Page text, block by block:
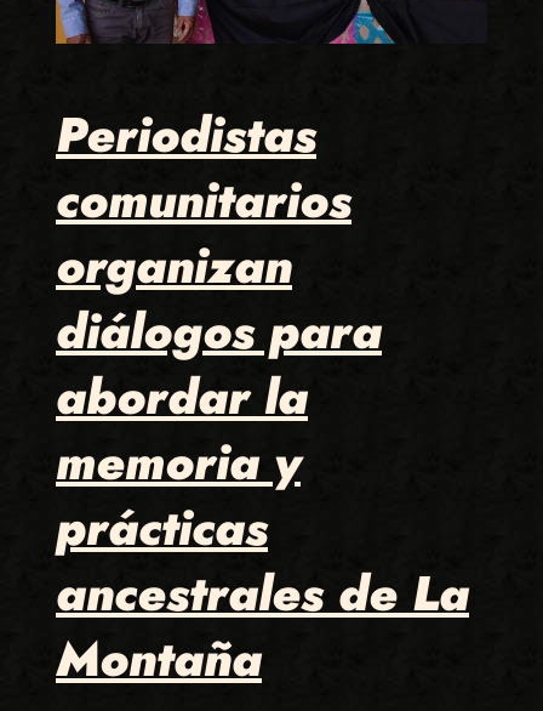
Periodistas
comunitarios
organizan
diálogos para
abordar la
memoria y
prácticas
ancestrales de La
Montaña